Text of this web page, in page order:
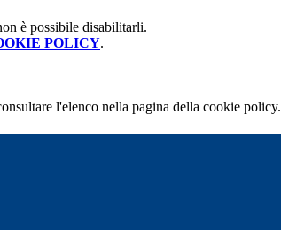
è possibile disabilitarli.
POLICY.
l'elenco nella pagina della cookie policy.